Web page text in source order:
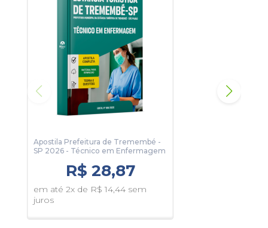
Com este material sua preparação será completa e
Para conhecer um pouco, clique no botão Sumário e veja
algumas páginas da apostila.
Apostila Prefeitura de Tremembé -
SP 2026 - Técnico em Enfermagem
R$ 28,87
em até 2x de R$ 14,44 sem
juros